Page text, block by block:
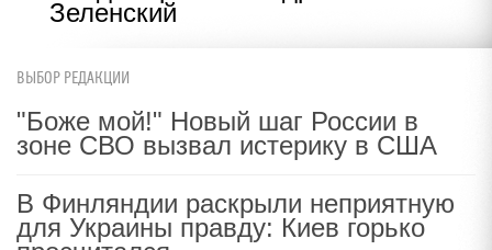
Зеленский
ВЫБОР РЕДАКЦИИ
"Боже мой!" Новый шаг России в
зоне СВО вызвал истерику в США
В Финляндии раскрыли неприятную
для Украины правду: Киев горько